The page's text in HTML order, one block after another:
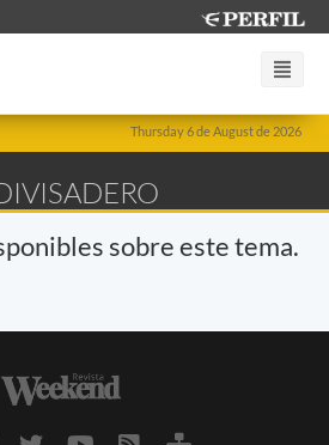
Thursday 6 de August de 2026
sobre este tema.